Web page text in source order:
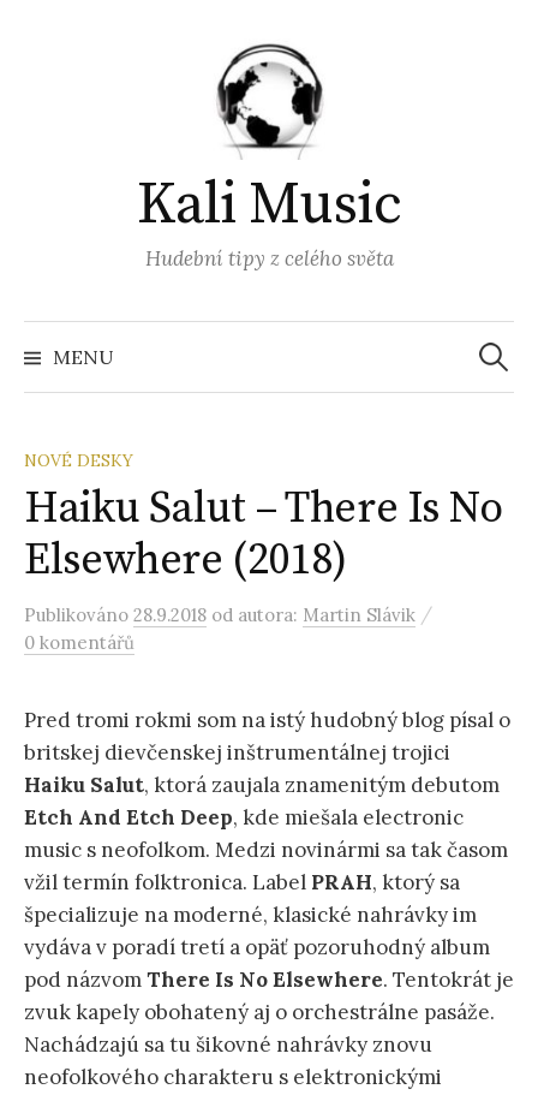
Kali Music
Hudební tipy z celého světa
MENU
NOVÉ DESKY
Haiku Salut – There Is No
Elsewhere (2018)
Publikováno 28.9.2018 od autora: Martin Slávik /
0 komentářů
Pred tromi rokmi som na istý hudobný blog písal o
britskej dievčenskej inštrumentálnej trojici
Haiku Salut, ktorá zaujala znamenitým debutom
Etch And Etch Deep, kde miešala electronic
music s neofolkom. Medzi novinármi sa tak časom
vžil termín folktronica. Label PRAH, ktorý sa
špecializuje na moderné, klasické nahrávky im
vydáva v poradí tretí a opäť pozoruhodný album
pod názvomThere Is No Elsewhere. Tentokrát je
zvuk kapely obohatený aj o orchestrálne pasáže.
Nachádzajú sa tu šikovné nahrávky znovu
neofolkového charakteru s elektronickými